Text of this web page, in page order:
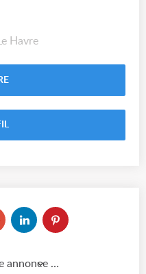
Havre
Marquer cette annonce comme...